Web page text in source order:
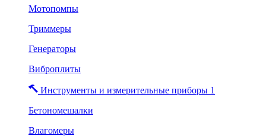
Мотопомпы
Триммеры
Генераторы
Виброплиты
Инструменты и измерительные приборы 1
Бетономешалки
Влагомеры